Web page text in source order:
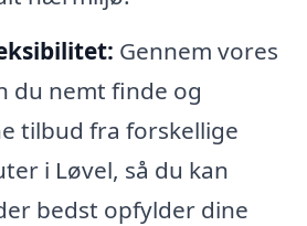
Gennem vores
du nemt finde og
tilbud fra forskellige
i Løvel, så du kan
bedst opfylder dine